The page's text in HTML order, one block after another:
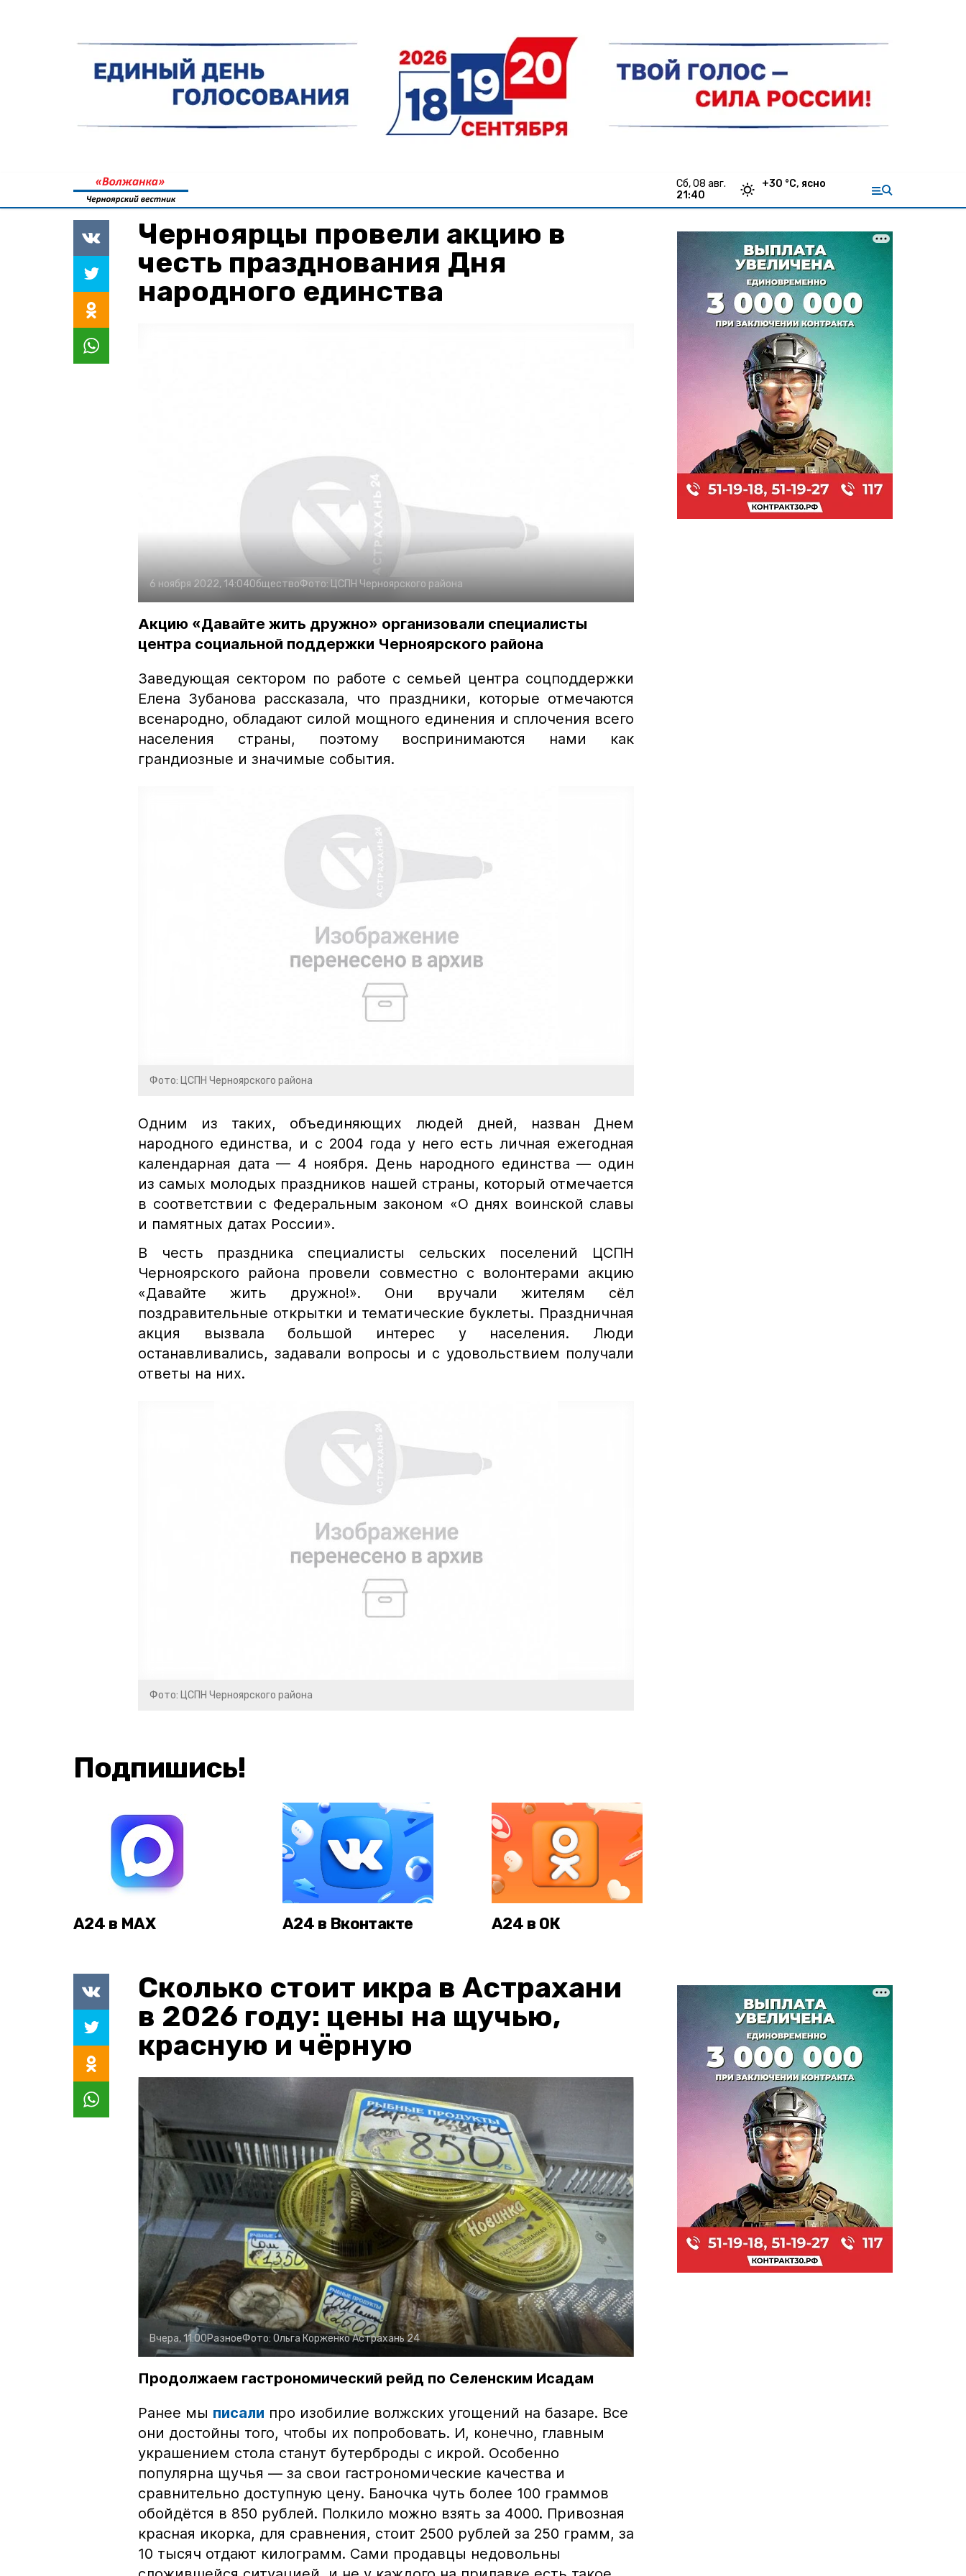
сб, 08 авг.
21:40
+30 °С, ясно
Черноярцы провели акцию в
честь празднования Дня
народного единства
6 ноября 2022, 14:04ОбществоФото: ЦСПН Черноярского района
Акцию «Давайте жить дружно» организовали специалисты
центра социальной поддержки Черноярского района
Заведующая сектором по работе с семьей центра соцподдержки
Елена Зубанова рассказала, что праздники, которые отмечаются
всенародно, обладают силой мощного единения и сплочения всего
населения страны, поэтому воспринимаются нами как
грандиозные и значимые события.
Фото: ЦСПН Черноярского района
Одним из таких, объединяющих людей дней, назван Днем
народного единства, и с 2004 года у него есть личная ежегодная
календарная дата — 4 ноября. День народного единства — один
из самых молодых праздников нашей страны, который отмечается
в соответствии с Федеральным законом «О днях воинской славы
и памятных датах России».
В честь праздника специалисты сельских поселений ЦСПН
Черноярского района провели совместно с волонтерами акцию
«Давайте жить дружно!». Они вручали жителям сёл
поздравительные открытки и тематические буклеты. Праздничная
акция вызвала большой интерес у населения. Люди
останавливались, задавали вопросы и с удовольствием получали
ответы на них.
Фото: ЦСПН Черноярского района
Подпишись!
А24 в MAX А24 в Вконтакте А24 в ОК
Сколько стоит икра в Астрахани
в 2026 году: цены на щучью,
красную и чёрную
Вчера, 11:00РазноеФото: Ольга КорженкоАстрахань 24
Продолжаем гастрономический рейд по Селенским Исадам
Ранее мы писали про изобилие волжских угощений на базаре. Все
они достойны того, чтобы их попробовать. И, конечно, главным
украшением стола станут бутерброды с икрой. Особенно
популярна щучья — за свои гастрономические качества и
сравнительно доступную цену. Баночка чуть более 100 граммов
обойдётся в 850 рублей. Полкило можно взять за 4000. Привозная
красная икорка, для сравнения, стоит 2500 рублей за 250 грамм, за
10 тысяч отдают килограмм. Сами продавцы недовольны